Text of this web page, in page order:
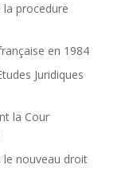
la procedure
en 1984
Juridiques
la Cour
le nouveau droit